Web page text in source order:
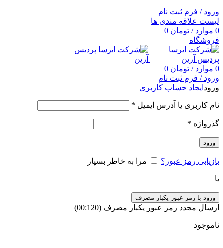
ورود / فرم ثبت نام
لیست علاقه مندی ها
0 موارد / تومان
فروشگاه
0 موارد / تومان
ورود / فرم ثبت نام
ورود ایجاد حساب کاربری
نام کاربری یا آدرس ایمیل *
گذرواژه *
ورود
بازیابی رمز عبور؟ مرا به خاطر بسپار
یا
ورود با رمز عبور یکبار مصرف
ارسال مجدد رمز عبور یکبار مصرف (00:
120
)
ناموجود